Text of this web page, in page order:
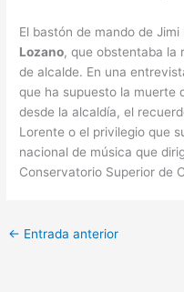
El bastón de mando de
Lozano, que obstentaba la
de alcalde. En una
que ha supuesto la muerte
desde la alcaldía, el
Lorente o el privilegio que
nacional de música que
Conservatorio Superior de
← Entrada anterior